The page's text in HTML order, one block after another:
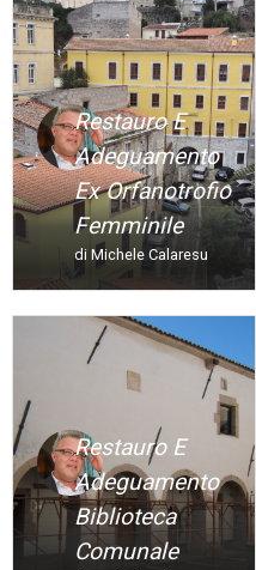
Restauro E
Adeguamento
Ex Orfanotrofio
Femminile
di Michele Calaresu
Restauro E
Adeguamento
Biblioteca
Comunale